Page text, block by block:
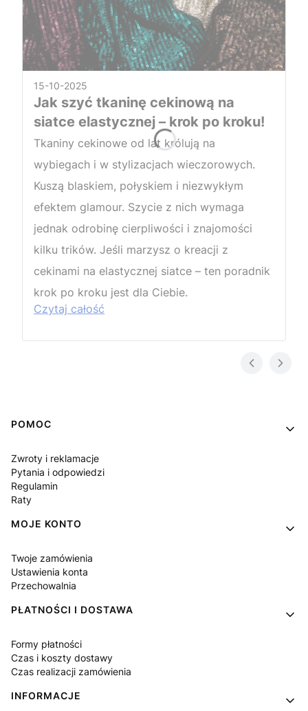
15-10-2025
Jak szyć tkaninę cekinową na
siatce elastycznej – krok po kroku!
Tkaniny cekinowe od lat królują na
wybiegach i w stylizacjach wieczorowych.
Kuszą blaskiem, połyskiem i niezwykłym
efektem glamour. Szycie z nich wymaga
jednak odrobinę cierpliwości i znajomości
kilku trików. Jeśli marzysz o kreacji z
cekinami na elastycznej siatce – ten poradnik
krok po kroku jest dla Ciebie.
Czytaj całość
Linki w stopce
POMOC
Zwroty i reklamacje
Pytania i odpowiedzi
Regulamin
Raty
MOJE KONTO
Twoje zamówienia
Ustawienia konta
Przechowalnia
PŁATNOŚCI I DOSTAWA
Formy płatności
Czas i koszty dostawy
Czas realizacji zamówienia
INFORMACJE